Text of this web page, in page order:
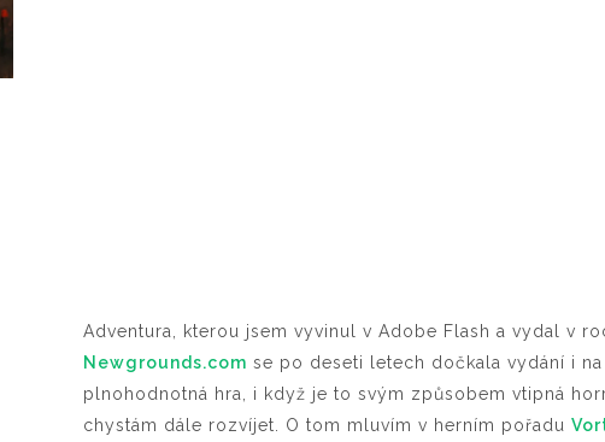
Adventura, kterou jsem vyvinul v Adobe Flash a vydal v
Newgrounds.com se po deseti letech dočkala vydání i
plnohodnotná hra, i když je to svým způsobem vtipná
chystám dále rozvíjet. O tom mluvím v herním pořadu